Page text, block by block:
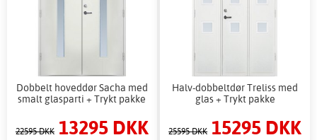
Dobbelt hoveddør Sacha med
smalt glasparti + Trykt pakke
22595 DKK 13295 DKK
Halv-dobbeltdør Treliss med
glas + Trykt pakke
25595 DKK 15295 DKK